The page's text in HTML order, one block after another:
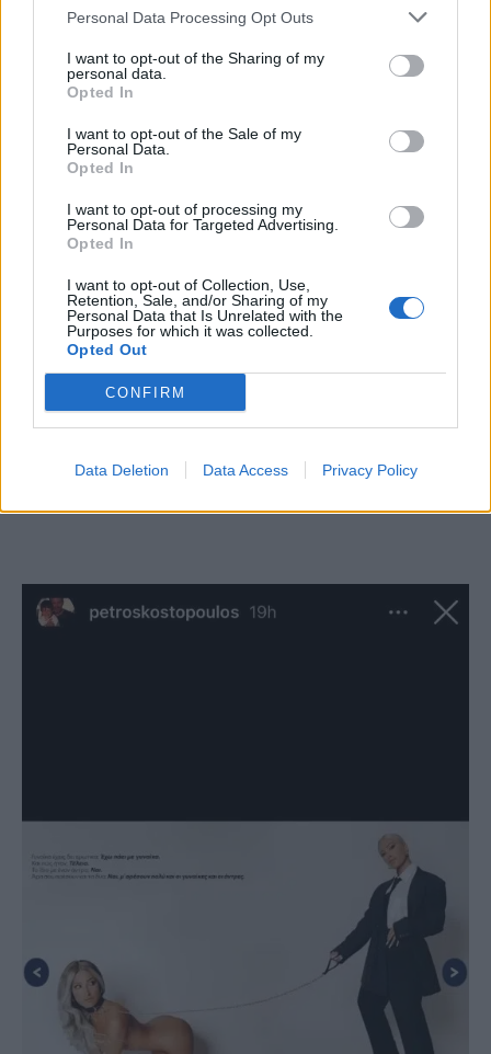
Personal Data Processing Opt Outs
I want to opt-out of the Sharing of my
personal data.
Opted In
I want to opt-out of the Sale of my
Personal Data.
Opted In
I want to opt-out of processing my
Personal Data for Targeted Advertising.
Opted In
I want to opt-out of Collection, Use,
Retention, Sale, and/or Sharing of my
Personal Data that Is Unrelated with the
Purposes for which it was collected.
Opted Out
CONFIRM
Data Deletion Data Access Privacy Policy